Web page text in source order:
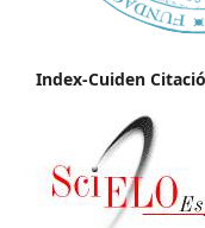
Index-Cuiden